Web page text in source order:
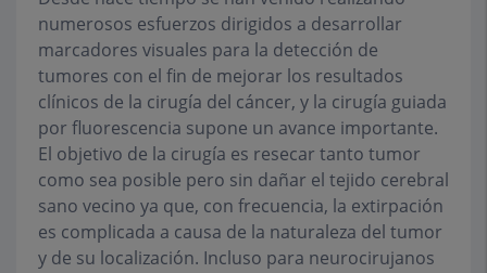
numerosos esfuerzos dirigidos a desarrollar
marcadores visuales para la detección de
tumores con el fin de mejorar los resultados
clínicos de la cirugía del cáncer, y la cirugía guiada
por fluorescencia supone un avance importante.
El objetivo de la cirugía es resecar tanto tumor
como sea posible pero sin dañar el tejido cerebral
sano vecino ya que, con frecuencia, la extirpación
es complicada a causa de la naturaleza del tumor
y de su localización. Incluso para neurocirujanos